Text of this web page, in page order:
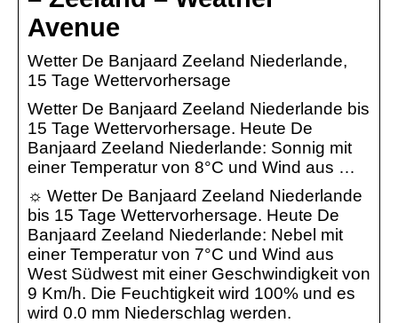
Avenue
Wetter De Banjaard Zeeland Niederlande,
15 Tage Wettervorhersage
Wetter De Banjaard Zeeland Niederlande bis
15 Tage Wettervorhersage. Heute De
Banjaard Zeeland Niederlande: Sonnig mit
einer Temperatur von 8°C und Wind aus …
☼ Wetter De Banjaard Zeeland Niederlande
bis 15 Tage Wettervorhersage. Heute De
Banjaard Zeeland Niederlande: Nebel mit
einer Temperatur von 7°C und Wind aus
West Südwest mit einer Geschwindigkeit von
9 Km/h. Die Feuchtigkeit wird 100% und es
wird 0.0 mm Niederschlag werden.